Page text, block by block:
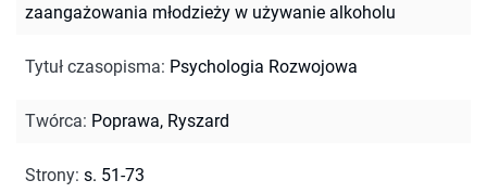
zaangażowania młodzieży w używanie alkoholu
Tytuł czasopisma: Psychologia Rozwojowa
Twórca: Poprawa, Ryszard
Strony: s. 51-73